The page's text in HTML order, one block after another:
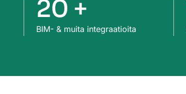
20 +
BIM- & muita integraatioita